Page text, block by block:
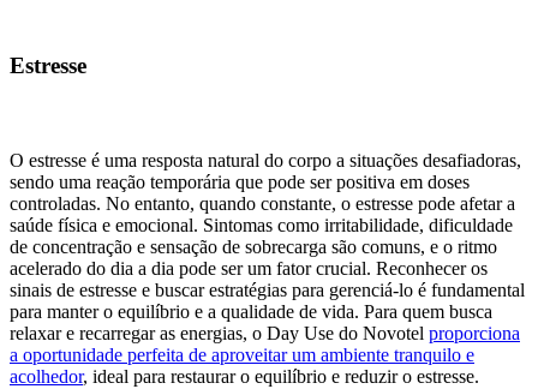
Estresse
O estresse é uma resposta natural do corpo a situações desafiadoras,
sendo uma reação temporária que pode ser positiva em doses
controladas. No entanto, quando constante, o estresse pode afetar a
saúde física e emocional. Sintomas como irritabilidade, dificuldade
de concentração e sensação de sobrecarga são comuns, e o ritmo
acelerado do dia a dia pode ser um fator crucial. Reconhecer os
sinais de estresse e buscar estratégias para gerenciá-lo é fundamental
para manter o equilíbrio e a qualidade de vida. Para quem busca
relaxar e recarregar as energias, o Day Use do Novotel proporciona
a oportunidade perfeita de aproveitar um ambiente tranquilo e
acolhedor, ideal para restaurar o equilíbrio e reduzir o estresse.